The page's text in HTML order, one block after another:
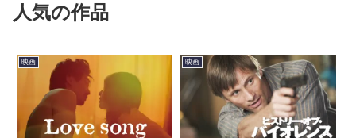
人気の作品
映画 映画